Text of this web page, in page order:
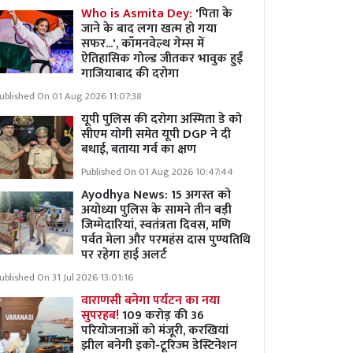
Who is Asmita Dey: 'पिता के
जाने के बाद लगा खत्म हो गया
सफर...', कॉमनवेल्थ गेम्स में
ऐतिहासिक गोल्ड जीतकर भावुक हुईं
गाजियाबाद की दरोगा
On 01 Aug 2026 11:07:38
यूपी पुलिस की दरोगा अस्मिता डे को
सीएम योगी समेत यूपी DGP ने दी
बधाई, बताया गर्व का क्षण
Published On 01 Aug 2026 10:47:44
Ayodhya News: 15 अगस्त को
अयोध्या पुलिस के सामने तीन बड़ी
जिम्मेदारियां, स्वतंत्रता दिवस, मणि
पर्वत मेला और परमहंस दास पुण्यतिथि
पर रहेगा हाई अलर्ट
On 31 Jul 2026 13:01:16
वाराणसी बनेगा पर्यटन का नया
सुपरहब!109 करोड़ की 36
परियोजनाओं को मंजूरी, करखियां
झील बनेगी इको-टूरिज्म डेस्टिनेशन